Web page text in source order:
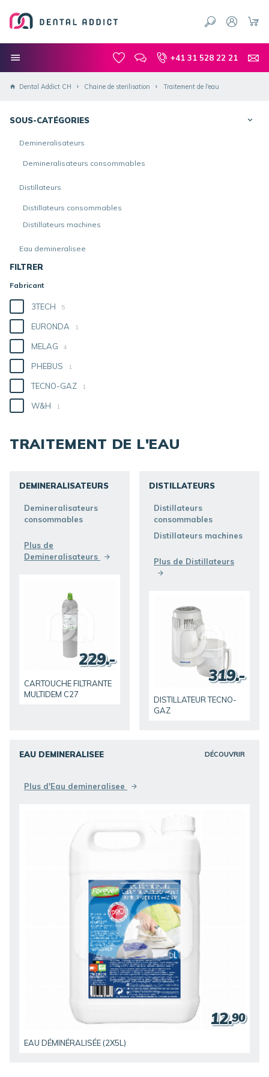
+41 31 528 22 21
Dental Addict CH Chaine de sterilisation Traitement de l'eau
SOUS-CATÉGORIES
Demineralisateurs
Demineralisateurs consommables
Distillateurs
Distillateurs consommables
Distillateurs machines
Eau demineralisee
FILTRER
Fabricant
3TECH 5
EURONDA 1
MELAG 4
PHEBUS 1
TECNO-GAZ 1
W&H 1
TRAITEMENT DE L'EAU
DEMINERALISATEURS
Demineralisateurs
consommables
Plus de
Demineralisateurs
CARTOUCHE FILTRANTE
MULTIDEM C27
229.-
DISTILLATEURS
Distillateurs
consommables
Distillateurs machines
Plus de Distillateurs
DISTILLATEUR TECNO-
GAZ
319.-
EAU DEMINERALISEE DÉCOUVRIR
Plus d'Eau demineralisee
EAU DÉMINÉRALISÉE (2X5L)
12.90